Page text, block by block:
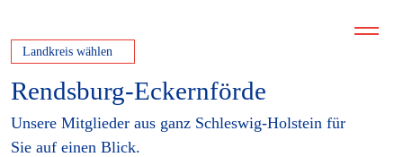
Landkreis wählen
Rendsburg-Eckernförde
Unsere Mitglieder aus ganz Schleswig-Holstein für
Sie auf einen Blick.